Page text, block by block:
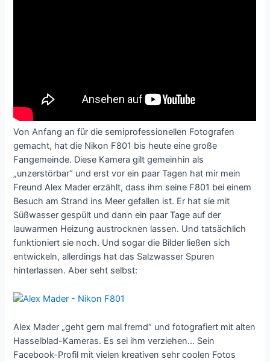
Von Anfang an für die semiprofessionellen Fotografen
gemacht, hat die Nikon F801 bis heute eine große
Fangemeinde. Diese Kamera gilt gemeinhin als
„unzerstörbar“ und erst vor ein paar Tagen hat mir mein
Freund Alex Mader erzählt, dass ihm seine F801 bei einem
Besuch am Strand ins Meer gefallen ist. Er hat sie mit
Süßwasser gespült und dann ein paar Tage auf der
lauwarmen Heizung austrocknen lassen. Und tatsächlich
funktioniert sie noch. Und sogar die Bilder ließen sich
entwickeln, allerdings hat das Salzwasser Spuren
hinterlassen. Aber seht selbst:
Alex Mader „geht gern mal fremd“ und fotografiert mit alten
Hasselblad-Kameras. Es sei ihm verziehen… Sein
Facebook-Profil mit vielen kreativen sehr coolen Fotos